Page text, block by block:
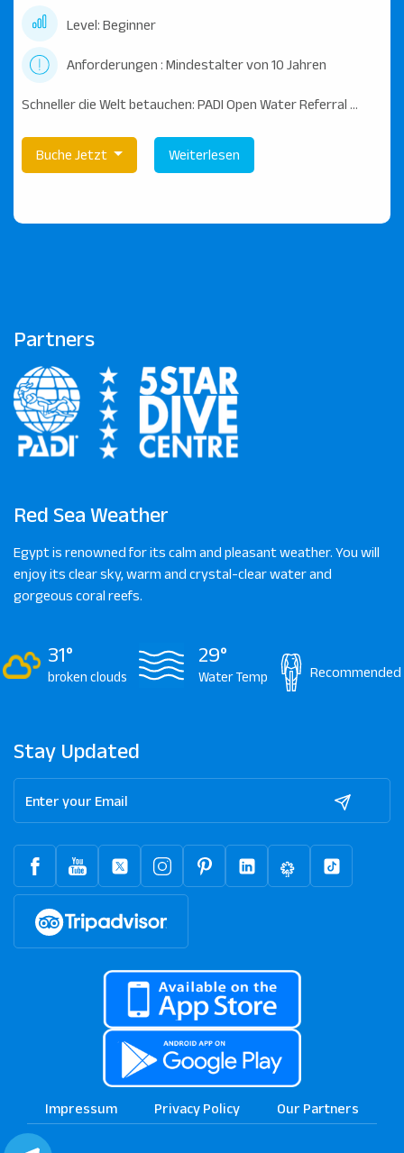
Level: Beginner
Anforderungen : Mindestalter von 10 Jahren
Schneller die Welt betauchen: PADI Open Water Referral ...
Buche Jetzt Weiterlesen
Partners
Red Sea Weather
Egypt is renowned for its calm and pleasant weather. You will
enjoy its clear sky, warm and crystal-clear water and
gorgeous coral reefs.
31°
broken clouds
29°
Water Temp Recommended
Stay Updated
Impressum Privacy Policy Our Partners